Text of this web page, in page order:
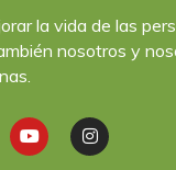
la vida de las
nosotros y